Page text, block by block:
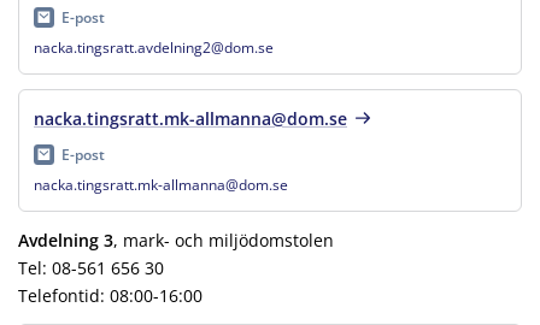
E-post
nacka.tingsratt.avdelning2@dom.se
nacka.tingsratt.mk-allmanna@dom.se
E-post
nacka.tingsratt.mk-allmanna@dom.se
Avdelning 3, mark- och miljödomstolen
Tel: 08-561 656 30
Telefontid: 08:00-16:00